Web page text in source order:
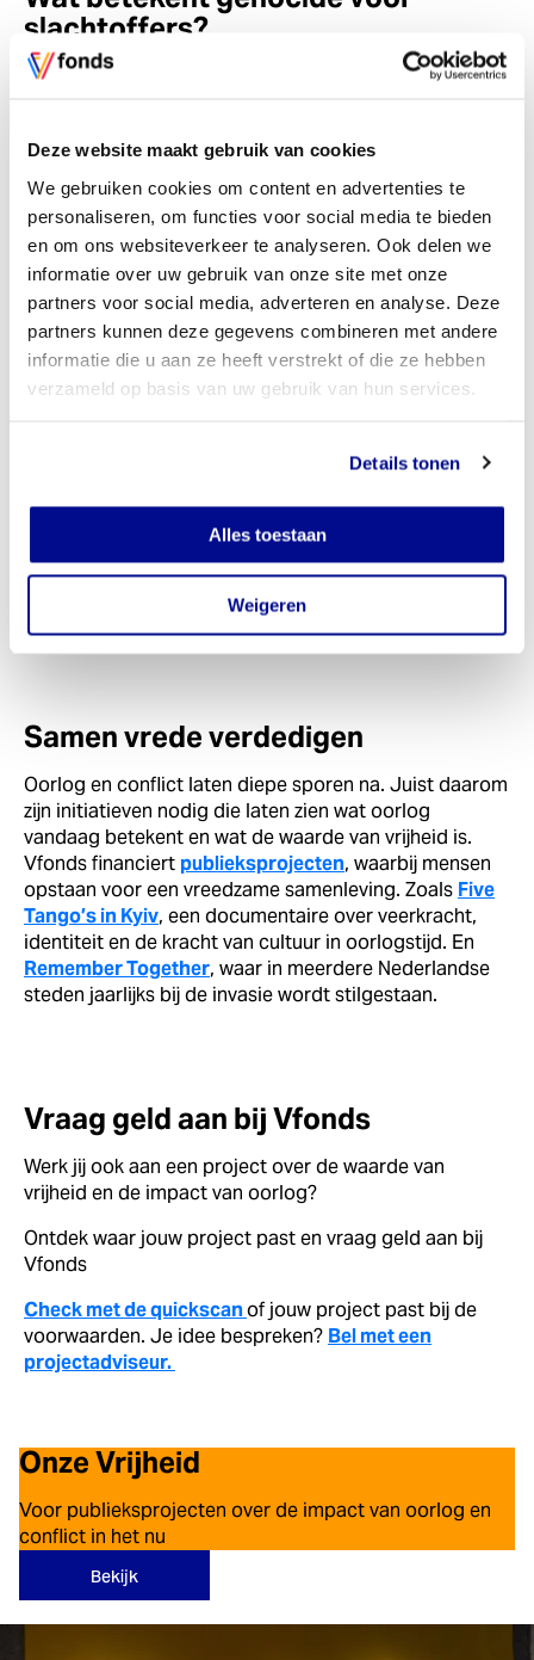
Deze website maakt gebruik van cookies
We gebruiken cookies om content en advertenties te
personaliseren, om functies voor social media te bieden
en om ons websiteverkeer te analyseren. Ook delen we
informatie over uw gebruik van onze site met onze
partners voor social media, adverteren en analyse. Deze
partners kunnen deze gegevens combineren met andere
informatie die u aan ze heeft verstrekt of die ze hebben
verzameld op basis van uw gebruik van hun services.
Details tonen
Alles toestaan
Weigeren
slachtoffers?
Voor slachtoffers zijn de gevolgen enorm. Hele families
veranderen blijvend door het verlies van zoveel
mensen. De impact hiervan is vaak vele generaties lang
voelbaar.
Waarom moeten we genocide
begrijpen?
verschil tussen een conflict en gerichte vervolging. Dit
Vrijheid verdwijnt zodra groepen hun rechten verliezen.
Met kennis werken we aan het voorkomen van
herhaling. Mensenrechten bieden de belangrijkste
bescherming tegen deze misdaden.
Samen vrede verdedigen
Oorlog en conflict laten diepe sporen na. Juist daarom
zijn initiatieven nodig die laten zien wat oorlog
vandaag betekent en wat de waarde van vrijheid is.
Vfonds financiert publieksprojecten, waarbij mensen
opstaan voor een vreedzame samenleving. Zoals Five
Tango’s in Kyiv, een documentaire over veerkracht,
identiteit en de kracht van cultuur in oorlogstijd. En
Remember Together, waar in meerdere Nederlandse
steden jaarlijks bij de invasie wordt stilgestaan.
Vraag geld aan bij Vfonds
Werk jij ook aan een project over de waarde van
vrijheid en de impact van oorlog?
Ontdek waar jouw project past en vraag geld aan bij
Vfonds
Check met de quickscanof jouw project past bij de
voorwaarden. Je idee bespreken? Bel met een
projectadviseur.
Onze Vrijheid
Voor publieksprojecten over de impact van oorlog en
conflict in het nu
Bekijk